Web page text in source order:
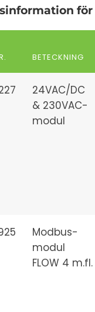
BETECKNING
24VAC/DC
& 230VAC-
modul
Modbus-
modul
FLOW 4 m.fl.